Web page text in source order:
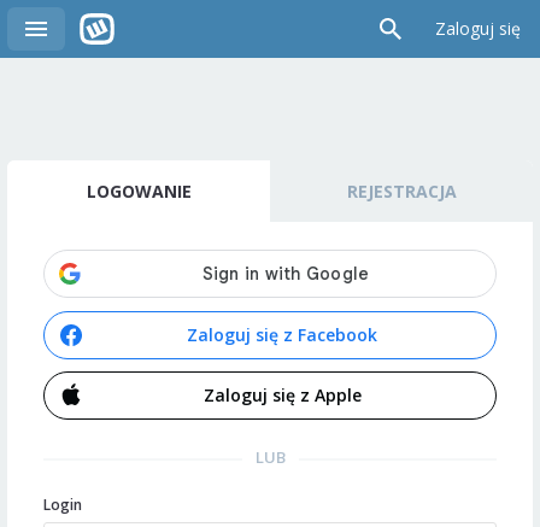
Zaloguj się
LOGOWANIE REJESTRACJA
Zaloguj się z Facebook
Zaloguj się z Apple
LUB
Login